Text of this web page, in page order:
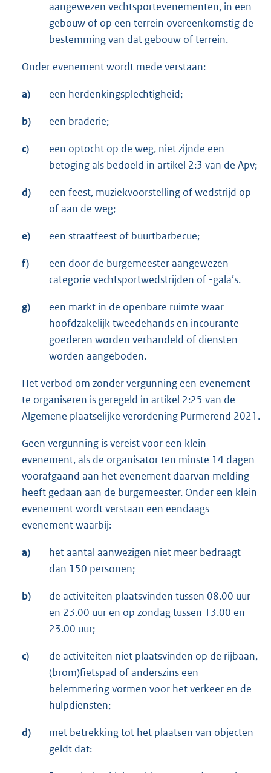
aangewezen vechtsportevenementen, in een
gebouw of op een terrein overeenkomstig de
bestemming van dat gebouw of terrein.
Onder evenement wordt mede verstaan:
a) een herdenkingsplechtigheid;
b) een braderie;
c)
een optocht op de weg, niet zijnde een
betoging als bedoeld in artikel 2:3 van de Apv;
d)
een feest, muziekvoorstelling of wedstrijd op
of aan de weg;
e) een straatfeest of buurtbarbecue;
f)
een door de burgemeester aangewezen
categorie vechtsportwedstrijden of -gala’s.
g)
een markt in de openbare ruimte waar
hoofdzakelijk tweedehands en incourante
goederen worden verhandeld of diensten
worden aangeboden.
Het verbod om zonder vergunning een evenement
te organiseren is geregeld in artikel 2:25 van de
Algemene plaatselijke verordening Purmerend 2021.
Geen vergunning is vereist voor een klein
evenement, als de organisator ten minste 14 dagen
voorafgaand aan het evenement daarvan melding
heeft gedaan aan de burgemeester. Onder een klein
evenement wordt verstaan een eendaags
evenement waarbij:
a)
het aantal aanwezigen niet meer bedraagt
dan 150 personen;
b)
de activiteiten plaatsvinden tussen 08.00 uur
en 23.00 uur en op zondag tussen 13.00 en
23.00 uur;
c)
de activiteiten niet plaatsvinden op de rijbaan,
(brom)fietspad of anderszins een
belemmering vormen voor het verkeer en de
hulpdiensten;
d)
met betrekking tot het plaatsen van objecten
geldt dat: